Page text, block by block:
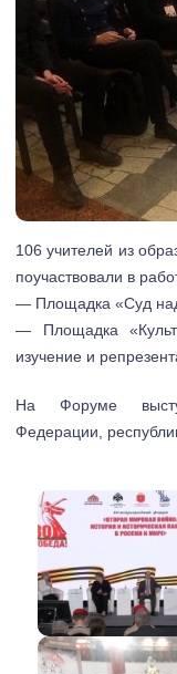
106 учителей из
поучаствовали в
— Площадка «Суд
— Площадка
изучение и
На Форуме
Федерации,